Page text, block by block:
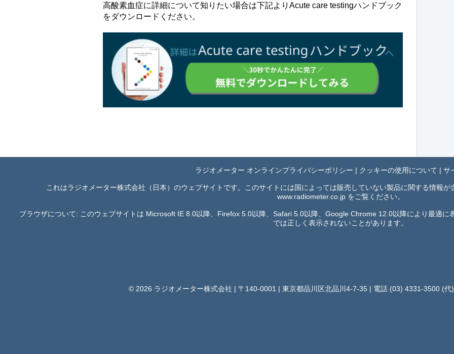
高酸素血症に詳細について知りたい場合は下記よりAcute care testingハンドブック
をダウンロードください。
ラジオメーター オンラインプライバシーポリシー | クッキーの使用について | サ
これはラジオメーター株式会社（日本）のウェブサイトです。このサイトには国によっては販売していない製品に関する情報が
www.radiometer.co.jpをご覧ください。
ブラウザについて: このウェブサイトは Microsoft IE 8.0以降、Firefox 5.0以降、Safari 5.0以降、Google Chrome 12.0以降により最適
では正しく表示されないことがあります。
© 2026 ラジオメーター株式会社 | 〒140-0001 | 東京都品川区北品川4-7-35 | 電話 (03) 4331-3500 (代